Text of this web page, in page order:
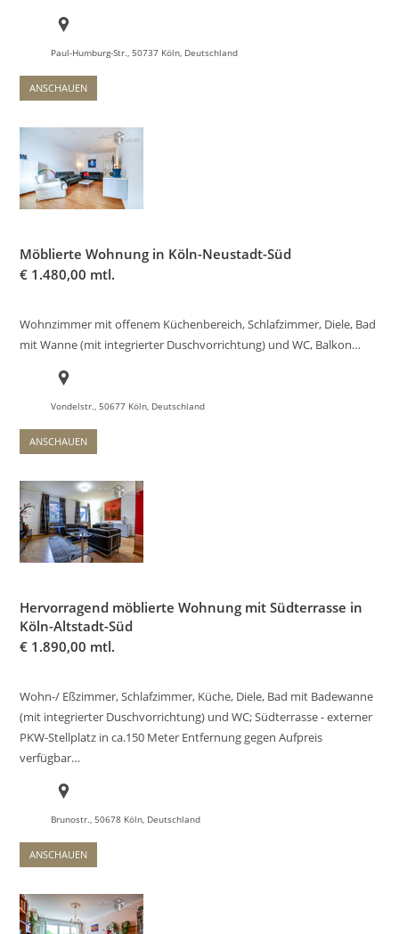
Paul-Humburg-Str., 50737 Köln, Deutschland
ANSCHAUEN
Möblierte Wohnung in Köln-Neustadt-Süd
€ 1.480,00 mtl.
Wohnzimmer mit offenem Küchenbereich, Schlafzimmer, Diele, Bad
mit Wanne (mit integrierter Duschvorrichtung) und WC, Balkon…
Vondelstr., 50677 Köln, Deutschland
ANSCHAUEN
Hervorragend möblierte Wohnung mit Südterrasse in
Köln-Altstadt-Süd
€ 1.890,00 mtl.
Wohn-/ Eßzimmer, Schlafzimmer, Küche, Diele, Bad mit Badewanne
(mit integrierter Duschvorrichtung) und WC; Südterrasse - externer
PKW-Stellplatz in ca.150 Meter Entfernung gegen Aufpreis
verfügbar…
Brunostr., 50678 Köln, Deutschland
ANSCHAUEN